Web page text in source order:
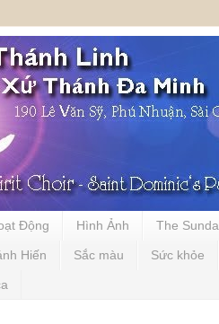
Động Hình Ảnh The
Hiến Sắc màu Sức khỏe